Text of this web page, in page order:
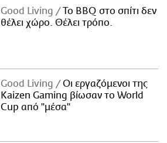
Good Living
Το BBQ στο σπίτι δεν
θέλει χώρο. Θέλει τρόπο.
Good Living
Οι εργαζόμενοι της
Kaizen Gaming βίωσαν το World
Cup από "μέσα"